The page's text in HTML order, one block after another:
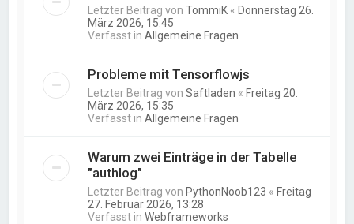
Letzter Beitrag vonTommiK « Donnerstag 26.
März 2026, 15:45
Verfasst inAllgemeine Fragen
Probleme mit Tensorflowjs
Letzter Beitrag vonSaftladen « Freitag 20.
März 2026, 15:35
Verfasst inAllgemeine Fragen
Warum zwei Einträge in der Tabelle
"authlog"
Letzter Beitrag von PythonNoob123 « Freitag
27. Februar 2026, 13:28
Verfasst inWebframeworks